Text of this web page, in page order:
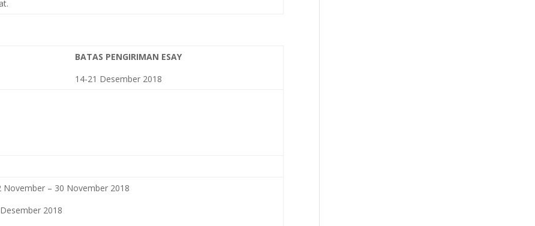
BATAS PENGIRIMAN ESAY
14-21 Desember 2018
30 November 2018
2018